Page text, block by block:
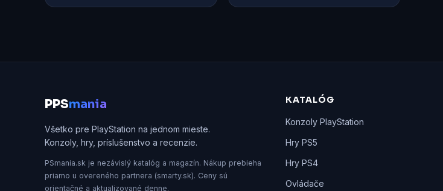
PPSmania
Všetko pre PlayStation na jednom mieste.
Konzoly, hry, príslušenstvo a recenzie.
PSmania.sk je nezávislý katalóg a magazín. Nákup prebieha
priamo u overeného partnera (smarty.sk). Ceny sú
orientačné a aktualizované denne.
KATALÓG
Konzoly PlayStation
Hry PS5
Hry PS4
Ovládače